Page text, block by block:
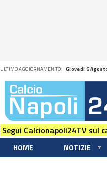
ULTIMO AGGIORNAMENTO: Giovedi 6
Segui Calcionapoli24TV sul
HOME NOTIZIE